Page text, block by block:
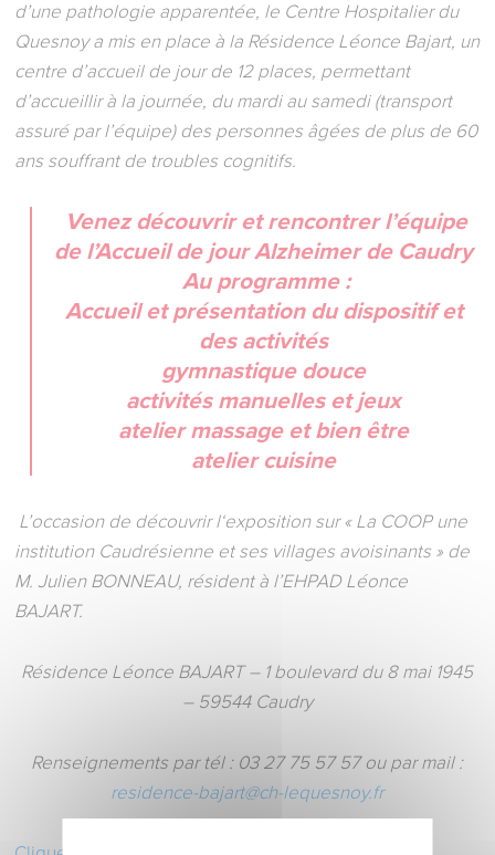
d’une pathologie apparentée, le Centre Hospitalier du
Quesnoy a mis en place à la Résidence Léonce Bajart, un
centre d’accueil de jour de 12 places, permettant
d’accueillir à la journée, du mardi au samedi (transport
assuré par l’équipe) des personnes âgées de plus de 60
ans souffrant de troubles cognitifs.
Venez découvrir et rencontrerl’équipe
de l’Accueil de jour Alzheimer de Caudry
Au programme :
Accueil et présentation du dispositif et
des activités
gymnastique douce
activités manuelles et jeux
atelier massage et bien être
atelier cuisine
L’occasion de découvrir l‘exposition sur « La COOP une
institution Caudrésienne et ses villages avoisinants » de
M. Julien BONNEAU, résident à l’EHPAD Léonce
BAJART.
Résidence Léonce BAJART – 1 boulevard du 8 mai 1945
– 59544 Caudry
Renseignements par tél : 03 27 75 57 57 ou par mail :
residence-bajart@ch-lequesnoy.fr